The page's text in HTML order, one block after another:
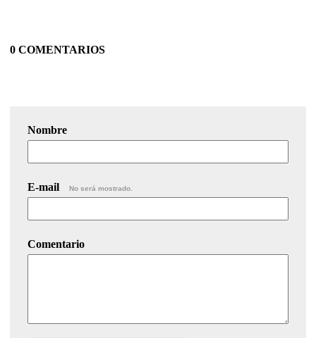
0 COMENTARIOS
Nombre
E-mail No será mostrado.
Comentario